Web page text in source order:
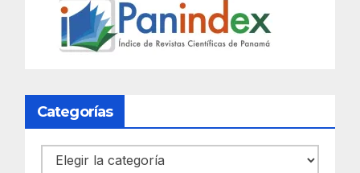
Categorías
Categorías